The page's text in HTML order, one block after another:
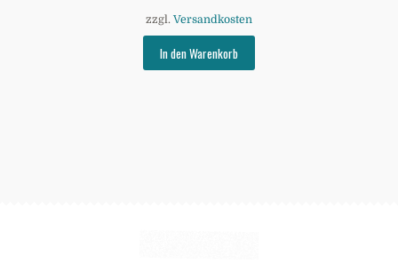
zzgl. Versandkosten
In den Warenkorb